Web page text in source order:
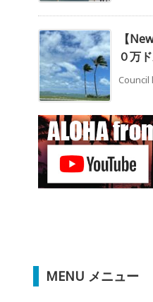
【
０万
Council
MENU メニュー